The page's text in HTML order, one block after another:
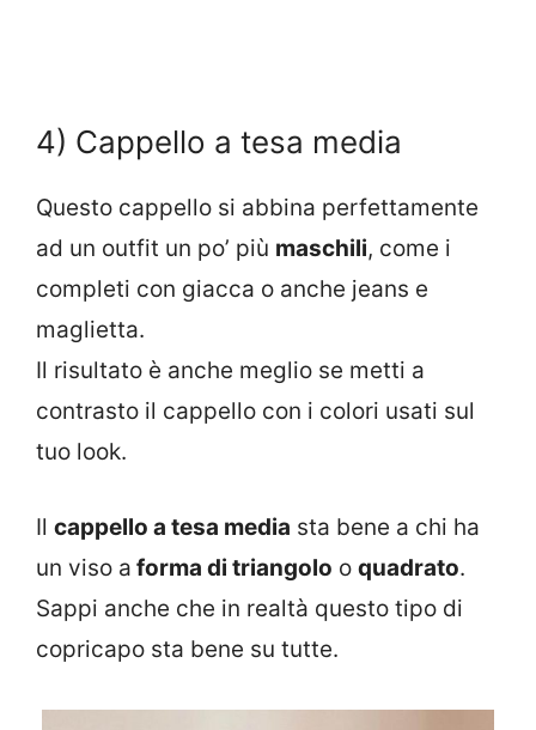
4) Cappello a tesa media
Questo cappello si abbina perfettamente
ad un outfit un po’ più maschili, come i
completi con giacca o anche jeans e
maglietta.
Il risultato è anche meglio se metti a
contrasto il cappello con i colori usati sul
tuo look.
Il cappello a tesa media sta bene a chi ha
un viso a forma di triangolo o quadrato.
Sappi anche che in realtà questo tipo di
copricapo sta bene su tutte.